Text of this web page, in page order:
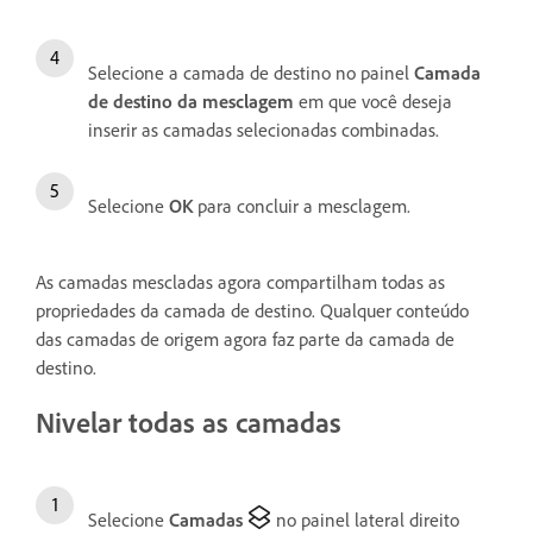
Selecione a camada de destino no painel Camada
de destino da mesclagem em que você deseja
inserir as camadas selecionadas combinadas.
Selecione OKpara concluir a mesclagem.
As camadas mescladas agora compartilham todas as
propriedades da camada de destino. Qualquer conteúdo
das camadas de origem agora faz parte da camada de
destino.
Nivelar todas as camadas
Selecione Camadas
no painel lateral direito